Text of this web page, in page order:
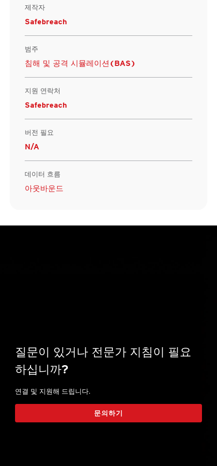
제작자
Safebreach
범주
침해 및 공격 시뮬레이션(BAS)
지원 연락처
Safebreach
버전 필요
N/A
데이터 흐름
아웃바운드
질문이 있거나 전문가 지침이 필요
하십니까?
연결 및 지원해 드립니다.
문의하기